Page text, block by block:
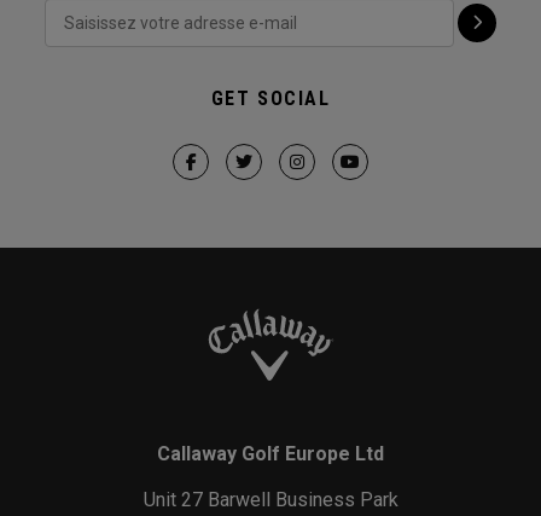
GET SOCIAL
Callaway Golf Europe Ltd
Unit 27 Barwell Business Park